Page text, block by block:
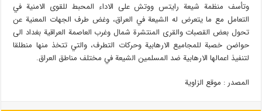
وتأسف منظمة شيعة رايتس ووتش على الاداء المحبط للقوى الامنية في
التعامل مع ما يتعرض له الشيعة في العراق، وغض طرف الجهات المعنية عن
تحول بعض القصبات والقرى المنتشرة شمال وغرب العاصمة العراقية بغداد الى
حواضن خصبة للمجاميع الارهابية وحركات التطرف، والتي تتخذ منها منطلقا
لتنفيذ اعمالها الارهابية ضد المسلمين الشيعة في مختلف مناطق العراق.
المصدر : موقع الزاویة